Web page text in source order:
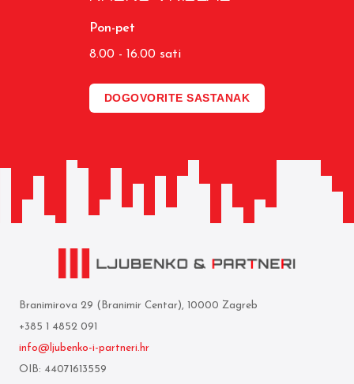
Pon-pet
8.00 - 16.00 sati
DOGOVORITE SASTANAK
Branimirova 29 (Branimir Centar), 10000 Zagreb
+385 1 4852 091
info@ljubenko-i-partneri.hr
OIB: 44071613559